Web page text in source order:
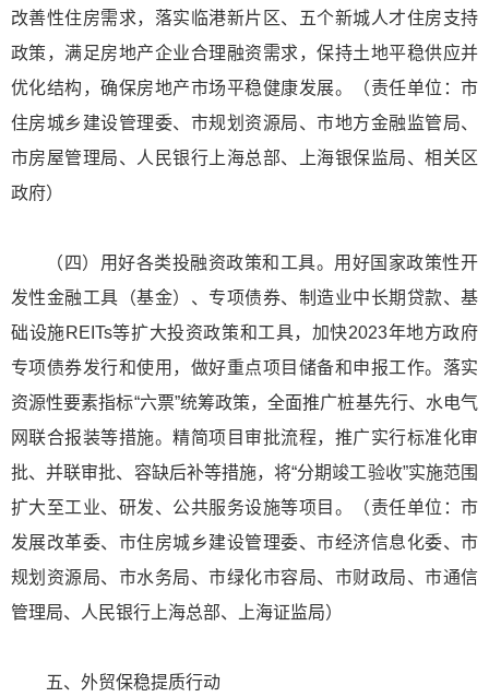
改善性住房需求，落实临港新片区、五个新城人才住房支持
政策，满足房地产企业合理融资需求，保持土地平稳供应并
优化结构，确保房地产市场平稳健康发展。（责任单位：市
住房城乡建设管理委、市规划资源局、市地方金融监管局、
市房屋管理局、人民银行上海总部、上海银保监局、相关区
政府）
（四）用好各类投融资政策和工具。用好国家政策性开
发性金融工具（基金）、专项债券、制造业中长期贷款、基
础设施REITs等扩大投资政策和工具，加快2023年地方政府
专项债券发行和使用，做好重点项目储备和申报工作。落实
资源性要素指标“六票”统筹政策，全面推广桩基先行、水电气
网联合报装等措施。精简项目审批流程，推广实行标准化审
批、并联审批、容缺后补等措施，将“分期竣工验收”实施范围
扩大至工业、研发、公共服务设施等项目。（责任单位：市
发展改革委、市住房城乡建设管理委、市经济信息化委、市
规划资源局、市水务局、市绿化市容局、市财政局、市通信
管理局、人民银行上海总部、上海证监局）
五、外贸保稳提质行动